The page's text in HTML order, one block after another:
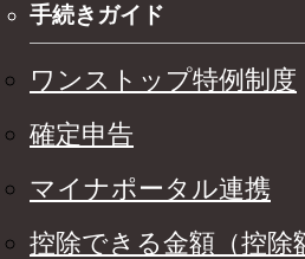
手続きガイド
ワンストップ特例制度
確定申告
マイナポータル連携
控除できる金額（控除